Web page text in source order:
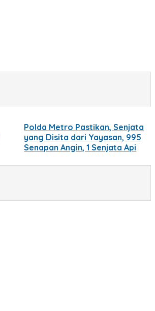
Polda Metro Pastikan, Senjata
yang Disita dari Yayasan, 995
Senapan Angin, 1 Senjata Api